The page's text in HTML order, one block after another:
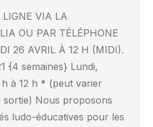
VIA LA
OU PAR TÉLÉPHONE
26 AVRIL À 12 H (MIDI).
{4 semaines} Lundi,
h à 12 h * (peut varier
sortie) Nous proposons
ludo-éducatives pour les